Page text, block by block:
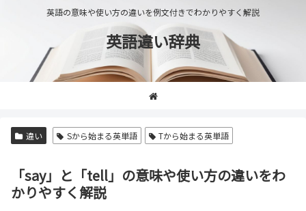
英語の意味や使い方の違いを例文付きでわかりやすく解説
英語違い辞典
違い Sから始まる英単語 Tから始まる英単語
「say」と「tell」の意味や使い方の違いをわ
かりやすく解説